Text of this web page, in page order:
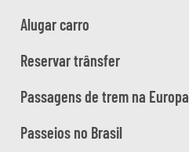
Alugar carro
Reservar trânsfer
Passagens de trem na Europa
Passeios no Brasil